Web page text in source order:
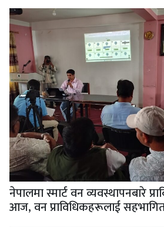
नेपालमा स्मार्ट वन व्यवस्थापनबारे
आज, वन प्राविधिकहरूलाई